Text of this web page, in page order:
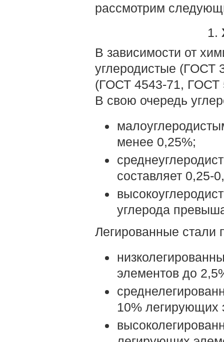
рассмотрим
1.
В зависимости от
углеродистые (ГОСТ
(ГОСТ 4543-71, ГОСТ
В свою очередь
менее 0,25%;
составляет 0,25-
углерода
Легированные стали
элементов до
10% легирующих